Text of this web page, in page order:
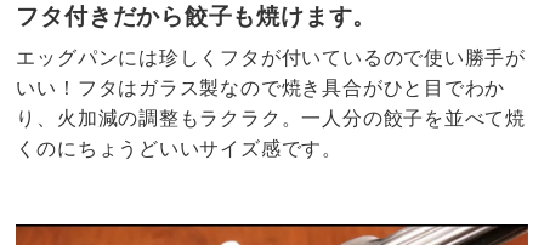
フタ付きだから餃子も焼けます。
エッグパンには珍しくフタが付いているので使い勝手が
いい！フタはガラス製なので焼き具合がひと目でわか
り、火加減の調整もラクラク。一人分の餃子を並べて焼
くのにちょうどいいサイズ感です。